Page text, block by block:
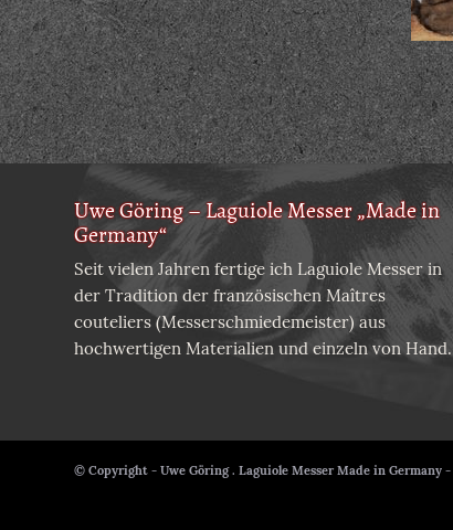
Uwe Göring – Laguiole Messer „Made in
Germany“
Seit vielen Jahren fertige ich Laguiole Messer in
der Tradition der französischen Maîtres
couteliers (Messerschmiedemeister) aus
hochwertigen Materialien und einzeln von Hand.
© Copyright - Uwe Göring . Laguiole Messer Made in Germany -